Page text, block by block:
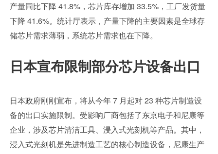
产量同比下降 41.8%，芯片库存增加 33.5%，工厂发货量
下降 41.6%。统计厅表示，产量下降的主要因素是全球存
储芯片需求薄弱，系统芯片需求也在下降。
日本宣布限制部分芯片设备出口
日本政府刚刚宣布，将从今年 7 月起对 23 种芯片制造设
备的出口实施限制。受影响厂商包括了东京电子和尼康等
企业，涉及芯片清洁工具、浸入式光刻机等产品。其中，
浸入式光刻机是先进制造工艺的核心制造设备，尼康生产